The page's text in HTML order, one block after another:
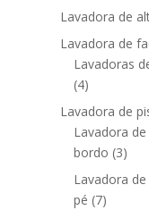
Lavadora de
Lavadora de
Lavadoras
(4)
Lavadora de
Lavadora
bordo (3)
Lavadora
pé (7)